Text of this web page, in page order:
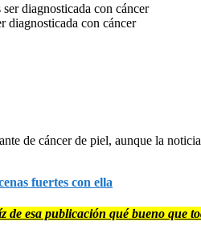
diagnosticada con cáncer
de cáncer de piel, aunque la
fuertes con ella
esa publicación qué bueno que